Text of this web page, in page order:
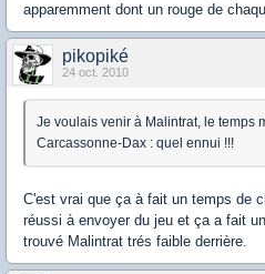
apparemment dont un rouge de
pikopiké
24 oct. 2010
Je voulais venir à Malintrat, le temps
Carcassonne-Dax : quel ennui !!!
C'est vrai que ça à fait un temps de
réussi à envoyer du jeu et ça a fait
trouvé Malintrat trés faible derrière.